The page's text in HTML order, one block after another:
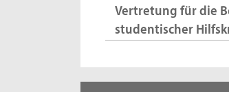
Vertretung für die
studentischer